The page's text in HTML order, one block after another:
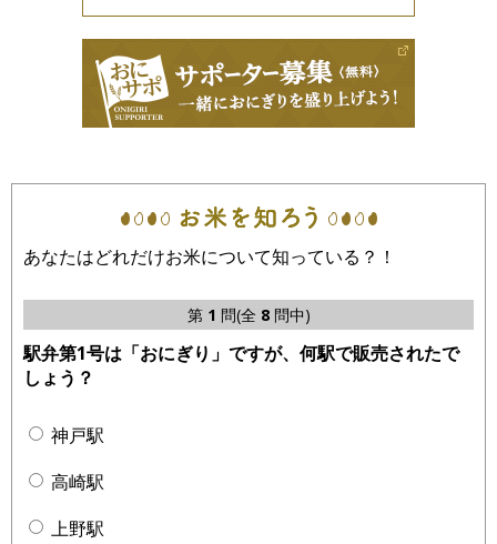
あなたはどれだけお米について知っている？！
第 1 問(全 8問中)
駅弁第1号は「おにぎり」ですが、何駅で販売されたで
しょう？
神戸駅
高崎駅
上野駅